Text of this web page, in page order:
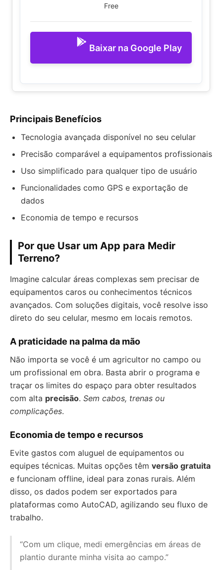
Free
Baixar na Google Play
Principais Benefícios
Tecnologia avançada disponível no seu celular
Precisão comparável a equipamentos profissionais
Uso simplificado para qualquer tipo de usuário
Funcionalidades como GPS e exportação de
dados
Economia de tempo e recursos
Por que Usar um App para Medir
Terreno?
Imagine calcular áreas complexas sem precisar de
equipamentos caros ou conhecimentos técnicos
avançados. Com soluções digitais, você resolve isso
direto do seu celular, mesmo em locais remotos.
A praticidade na palma da mão
Não importa se você é um agricultor no campo ou
um profissional em obra. Basta abrir o programa e
traçar os limites do espaço para obter resultados
com alta precisão. Sem cabos, trenas ou
complicações.
Economia de tempo e recursos
Evite gastos com aluguel de equipamentos ou
equipes técnicas. Muitas opções têm versão gratuita
e funcionam offline, ideal para zonas rurais. Além
disso, os dados podem ser exportados para
plataformas como AutoCAD, agilizando seu fluxo de
trabalho.
“Com um clique, medi emergências em áreas de
plantio durante minha visita ao campo.”